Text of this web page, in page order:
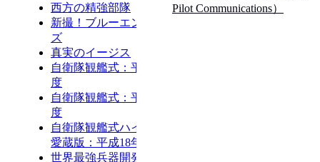
Pilot Communications）